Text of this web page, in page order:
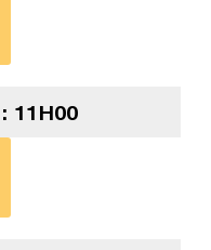
11H00